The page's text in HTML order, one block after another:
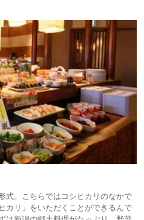
式。こちらではコシヒカリのなかで
カリ」をいただくことができるんで